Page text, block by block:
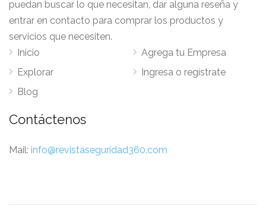
puedan buscar lo que necesitan, dar alguna reseña y
entrar en contacto para comprar los productos y
servicios que necesiten.
Inicio
Explorar
Blog
Agrega tu Empresa
Ingresa o regístrate
Contáctenos
Mail: info@revistaseguridad360.com